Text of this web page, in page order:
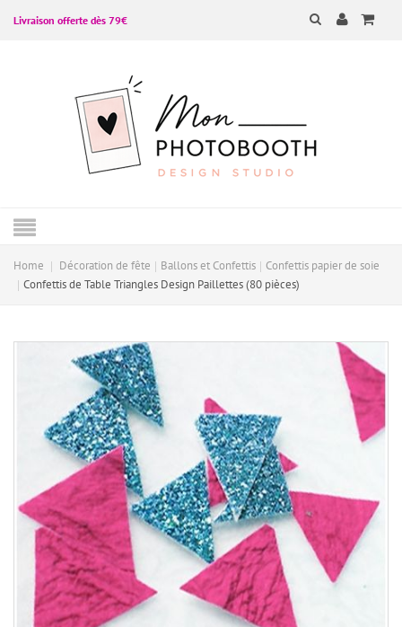
Livraison offerte dès 79€
Home Décoration de fête Ballons et Confettis
Confettis papier de soie
Confettis de Table Triangles Design Paillettes (80 pièces)